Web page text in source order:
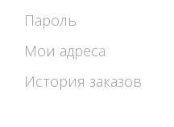
Пароль
Мои адреса
История заказов